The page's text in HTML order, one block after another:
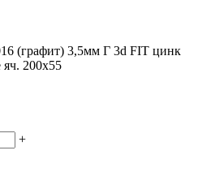
(графит) 3,5мм Г 3d FIT цинк
200х55
+